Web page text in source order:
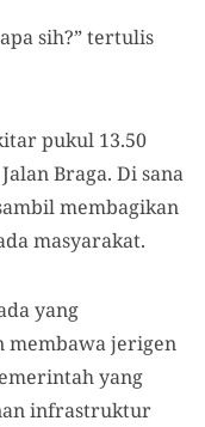
sih?” tertulis
pukul 13.50
Braga. Di sana
membagikan
masyarakat.
yang
membawa jerigen
yang
infrastruktur